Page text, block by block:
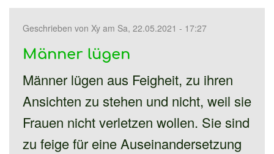
Geschrieben von Xy am Sa, 22.05.2021 - 17:27
Männer lügen
Männer lügen aus Feigheit, zu ihren
Ansichten zu stehen und nicht, weil sie
Frauen nicht verletzen wollen. Sie sind
zu feige für eine Auseinandersetzung